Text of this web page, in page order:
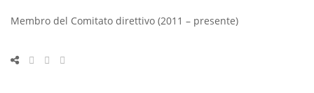
Membro del Comitato direttivo (2011 – presente)